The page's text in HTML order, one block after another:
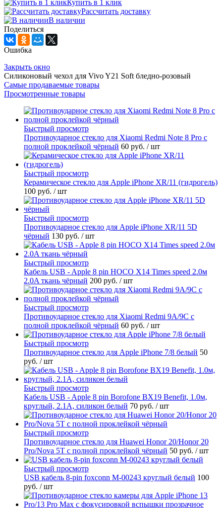
Купить в 1 клик
Рассчитать доставку
В наличии
Поделиться
Ошибка
Закрыть окно
Силиконовый чехол для Vivo Y21 Soft бледно-розовый
Самые продаваемые товары
Просмотренные товары
Быстрый просмотр
Противоударное стекло для Xiaomi Redmi Note 8 Pro с
полной проклейкой чёрный 60 руб. / шт
Быстрый просмотр
Керамическое стекло для Apple iPhone XR/11 (гидрогель)
100 руб. / шт
Быстрый просмотр
Противоударное стекло для Apple iPhone XR/11 5D
чёрный 130 руб. / шт
Быстрый просмотр
Кабель USB - Apple 8 pin HOCO X14 Times speed 2.0м
2.0A ткань чёрный 200 руб. / шт
Быстрый просмотр
Противоударное стекло для Xiaomi Redmi 9A/9C с
полной проклейкой чёрный 60 руб. / шт
Быстрый просмотр
Противоударное стекло для Apple iPhone 7/8 белый 50
руб. / шт
Быстрый просмотр
Кабель USB - Apple 8 pin Borofone BX19 Benefit, 1.0м,
круглый, 2.1A, силикон белый 70 руб. / шт
Быстрый просмотр
Противоударное стекло для Huawei Honor 20/Honor 20
Pro/Nova 5T с полной проклейкой чёрный 50 руб. / шт
Быстрый просмотр
USB кабель 8-pin foxconn M-00243 круглый белый 100
руб. / шт